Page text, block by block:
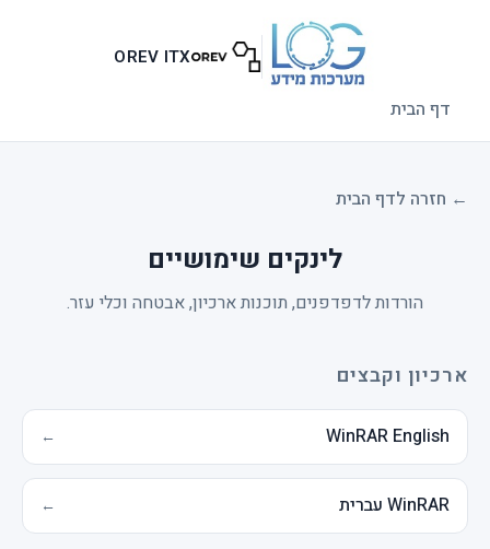
דלג לתוכן הראשי
OREV ITX
דף הבית
← חזרה לדף הבית
לינקים שימושיים
הורדות לדפדפנים, תוכנות ארכיון, אבטחה וכלי עזר.
ארכיון וקבצים
WinRAR English
←
WinRAR עברית ←